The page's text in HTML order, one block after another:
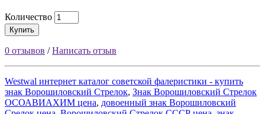
Количество
Купить
0 отзывов /Написать отзыв
Westwal интернет каталог советской фалеристики - купить
знак Ворошиловский Стрелок, Знак Ворошиловский Стрелок
ОСОАВИАХИМ цена, довоенный знак Ворошиловский